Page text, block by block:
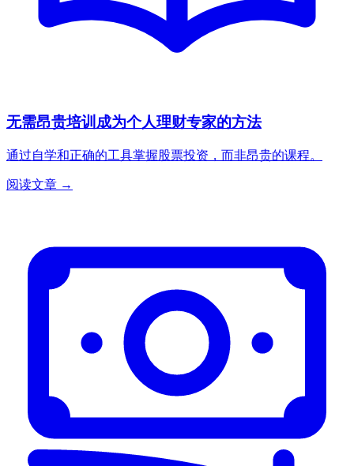
无需昂贵培训成为个人理财专家的方法
通过自学和正确的工具掌握股票投资，而非昂贵的课程。
阅读文章 →